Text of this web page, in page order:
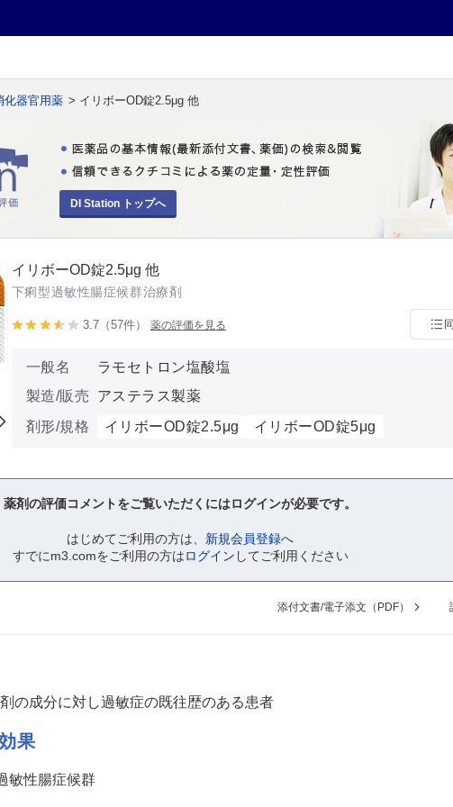
化器官用薬 > イリボーOD錠2.5μg 他
DI Station トップへ
イリボーOD錠2.5μg 他
下痢型過敏性腸症候群治療剤
3.7（57件） 薬の評価を見る
一般名
ラモセトロン塩酸塩
製造/販売
アステラス製薬
剤形/規格
イリボーOD錠2.5μg イリボーOD錠5μg
薬剤の評価コメントをご覧いただくにはログインが必要です。
はじめてご利用の方は、 新規会員登録へ
すでにm3.comをご利用の方はログイン してご利用ください
添付文書/電子添文（PDF）
成分に対し過敏症の既往歴のある患者
果
敏性腸症候群